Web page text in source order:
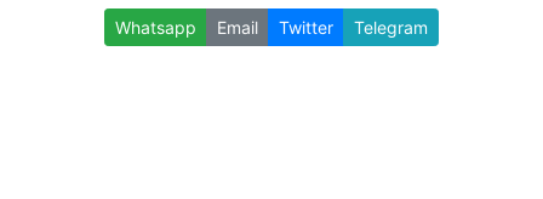
Whatsapp Email Twitter Telegram